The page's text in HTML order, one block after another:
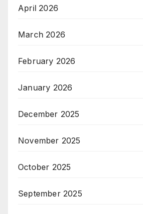
April 2026
March 2026
February 2026
January 2026
December 2025
November 2025
October 2025
September 2025